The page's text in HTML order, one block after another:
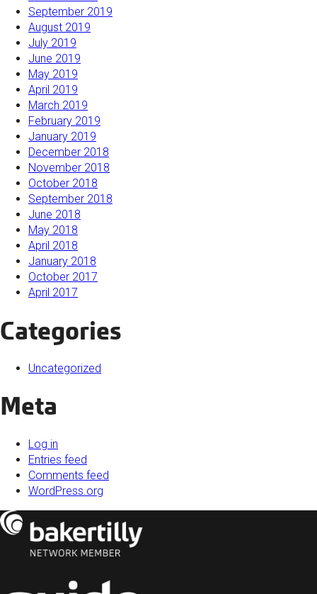
September 2019
August 2019
July 2019
June 2019
May 2019
April 2019
March 2019
February 2019
January 2019
December 2018
November 2018
October 2018
September 2018
June 2018
May 2018
April 2018
January 2018
October 2017
April 2017
Categories
Uncategorized
Meta
Log in
Entries feed
Comments feed
WordPress.org